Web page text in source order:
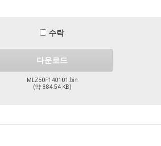
조건에 동의하지 않을 경우 소프트웨어를 다운로드
사본의 소유권과 모든 관련된 지적 재산권을 가지
은 사용자와 Nikon 또는 이 소프트웨어와 관련된 모
수락
다운로드
MLZ50F140101.bin
(약 884.54 KB)